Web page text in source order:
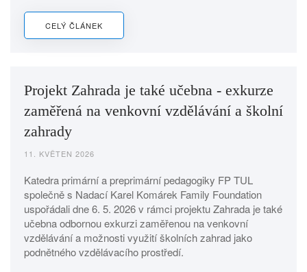
CELÝ ČLÁNEK
Projekt Zahrada je také učebna - exkurze
zaměřená na venkovní vzdělávání a školní
zahrady
11. KVĚTEN 2026
Katedra primární a preprimární pedagogiky FP TUL
společně s Nadací Karel Komárek Family Foundation
uspořádali dne 6. 5. 2026 v rámci projektu Zahrada je také
učebna odbornou exkurzi zaměřenou na venkovní
vzdělávání a možnosti využití školních zahrad jako
podnětného vzdělávacího prostředí.